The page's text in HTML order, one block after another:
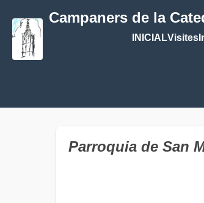
Campaners de la
INICIALVisites
Parroquia de San